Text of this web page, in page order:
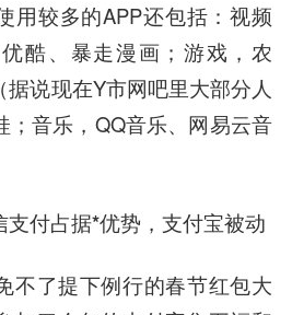
用较多的APP还包括：视频
酷、暴走漫画；游戏，农
说现在Y市网吧里大部分人
；音乐，QQ音乐、网易云音
付占据*优势，支付宝被动
了提下例行的春节红包大